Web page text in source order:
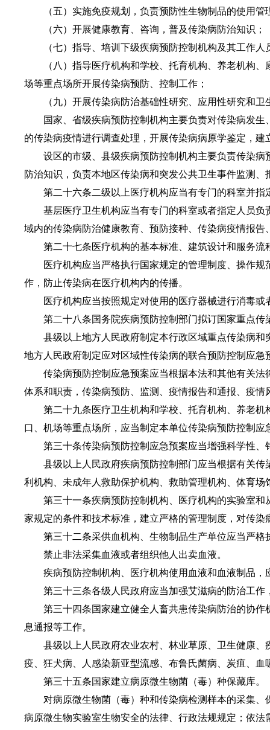
（五）实施免疫规划，负责预防性生物制品的使用管
（六）开展健康教育、咨询，普及传染病防治知识；
（七）指导、培训下级疾病预防控制机构及其工作人
（八）指导医疗机构和学校、托育机构、养老机构、
场等重点场所开展传染病预防、控制工作；
（九）开展传染病防治基础性研究、应用性研究和卫
国家、省级疾病预防控制机构主要负责对传染病发生
的传染病疫情进行调查处理，开展传染病病原学鉴定，
设区的市级、县级疾病预防控制机构主要负责传染病
防治知识，负责本地区传染病和突发公共卫生事件监测
第二十六条二级以上医疗机构应当有专门的科室并指
基层医疗卫生机构应当有专门的科室或者指定人员负
域内的传染病防治健康教育、预防接种、传染病疫情报
第二十七条医疗机构的基本标准、建筑设计和服务流
医疗机构应当严格执行国家规定的管理制度、操作规
作，防止传染病在医疗机构内的传播。
医疗机构应当按照规定对使用的医疗器械进行消毒或
第二十八条国务院疾病预防控制部门拟订国家重点传
县级以上地方人民政府制定本行政区域重点传染病和
地方人民政府制定应对区域性传染病的联合预防控制应急
传染病预防控制应急预案应当根据本法和其他有关法
体系和职责，传染病预防、监测、疫情报告和通报、疫
第二十九条医疗卫生机构和学校、托育机构、养老机
口、机场等重点场所，应当制定本单位传染病预防控制应
第三十条传染病预防控制应急预案应当增强科学性、
县级以上人民政府疾病预防控制部门应当根据有关传
利机构、未成年人救助保护机构、救助管理机构、体育
第三十一条疾病预防控制机构、医疗机构的实验室和
家规定的条件和技术标准，建立严格的管理制度，对传
第三十二条采供血机构、生物制品生产单位应当严格
禁止非法采集血液或者组织他人出卖血液。
疾病预防控制机构、医疗机构使用血液和血液制品，
第三十三条各级人民政府应当加强艾滋病的防治工作
第三十四条国家建立健全人畜共患传染病防治的协作
息通报等工作。
县级以上人民政府农业农村、林业草原、卫生健康、
疫、狂犬病、人感染新亚型流感、布鲁氏菌病、炭疽、
第三十五条国家建立病原微生物菌（毒）种保藏库。
对病原微生物菌（毒）种和传染病检测样本的采集、
病原微生物实验室生物安全的法律、行政法规规定；依